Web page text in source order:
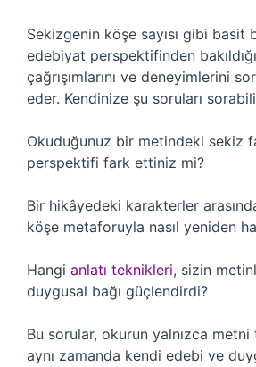
Sekizgenin köşe sayısı gibi basit
edebiyat perspektifinden
çağrışımlarını ve deneyimlerini
eder. Kendinize şu soruları
Okuduğunuz bir metindeki sekiz
perspektifi fark ettiniz mi?
Bir hikâyedeki karakterler
köşe metaforuyla nasıl yeniden
Hangi anlatı teknikleri, sizin
duygusal bağı güçlendirdi?
Bu sorular, okurun yalnızca
aynı zamanda kendi edebi ve